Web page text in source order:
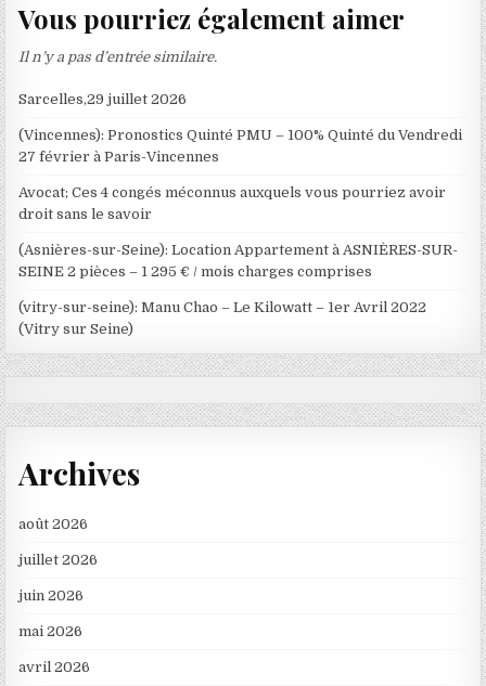
Vous pourriez également aimer
Il n’y a pas d’entrée similaire.
Sarcelles,29 juillet 2026
(Vincennes): Pronostics Quinté PMU – 100% Quinté du Vendredi
27 février à Paris-Vincennes
Avocat; Ces 4 congés méconnus auxquels vous pourriez avoir
droit sans le savoir
(Asnières-sur-Seine): Location Appartement à ASNIÈRES-SUR-
SEINE 2 pièces – 1 295 € / mois charges comprises
(vitry-sur-seine): Manu Chao – Le Kilowatt – 1er Avril 2022
(Vitry sur Seine)
Archives
août 2026
juillet 2026
juin 2026
mai 2026
avril 2026